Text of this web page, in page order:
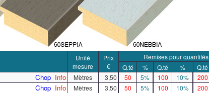
Unité
mesure
Prix
€
Remises pour quantités
Q.té % Q.té % Q.té
Info
Chop Mètres 3,50 50 5% 100 10% 200
Info
Chop Mètres 3,50 50 5% 100 10% 200